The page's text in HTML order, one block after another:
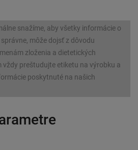
snažíme, aby všetky informácie o
môže dojsť z dôvodu
zloženia a dietetických
preštudujte etiketu na výrobku a
poskytnuté na našich